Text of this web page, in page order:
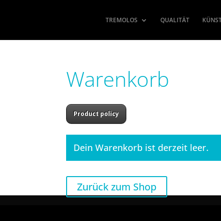
TREMOLOS QUALITÄT
Warenkorb
Product policy
Dein Warenkorb ist derzeit leer.
Zurück zum Shop